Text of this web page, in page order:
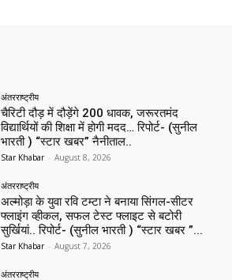
अंतरराष्ट्रीय
चैरिटी दौड़ में दौड़ेंगे 200 धावक, जरूरतमंद
विद्यार्थियों की शिक्षा में होगी मदद… रिपोर्ट- (सुनील
भारती ) “स्टार खबर” नैनीताल..
Star Khabar - August 8, 2026
अंतरराष्ट्रीय
अल्मोड़ा के युवा रवि टम्टा ने बनाया सिंगल-सीटर
फ्लाइंग व्हीकल, सफल टेस्ट फ्लाइट से बटोरी
सुर्खियां.. रिपोर्ट- (सुनील भारती ) “स्टार खबर ”...
Star Khabar - August 7, 2026
अंतरराष्ट्रीय